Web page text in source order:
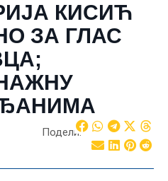
КИСИЋ
ЗА ГЛАС
Подели: